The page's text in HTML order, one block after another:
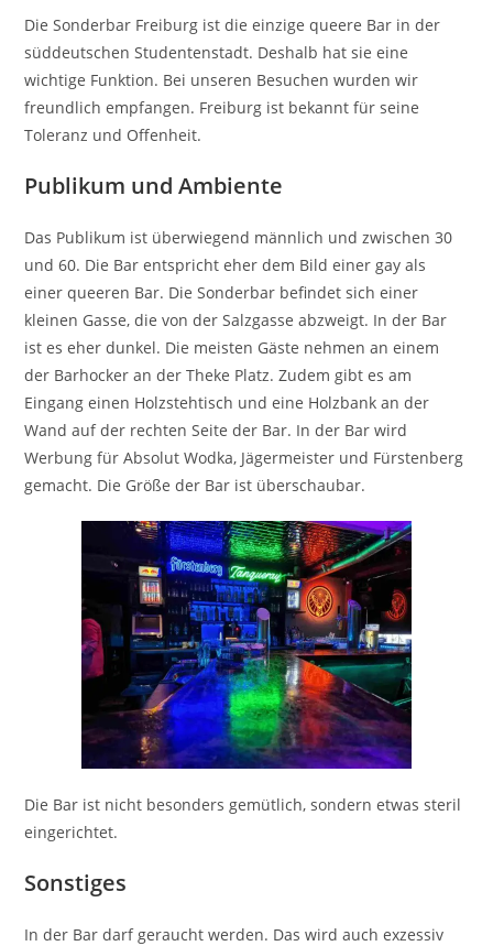
Die Sonderbar Freiburg ist die einzige queere Bar in der
süddeutschen Studentenstadt. Deshalb hat sie eine
wichtige Funktion. Bei unseren Besuchen wurden wir
freundlich empfangen. Freiburg ist bekannt für seine
Toleranz und Offenheit.
Publikum und Ambiente
Das Publikum ist überwiegend männlich und zwischen 30
und 60. Die Bar entspricht eher dem Bild einer gay als
einer queeren Bar. Die Sonderbar befindet sich einer
kleinen Gasse, die von der Salzgasse abzweigt. In der Bar
ist es eher dunkel. Die meisten Gäste nehmen an einem
der Barhocker an der Theke Platz. Zudem gibt es am
Eingang einen Holzstehtisch und eine Holzbank an der
Wand auf der rechten Seite der Bar. In der Bar wird
Werbung für Absolut Wodka, Jägermeister und Fürstenberg
gemacht. Die Größe der Bar ist überschaubar.
Die Bar ist nicht besonders gemütlich, sondern etwas steril
eingerichtet.
Sonstiges
In der Bar darf geraucht werden. Das wird auch exzessiv